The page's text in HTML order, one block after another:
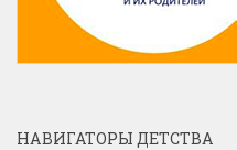
НАВИГАТОРЫ ДЕТСТВА